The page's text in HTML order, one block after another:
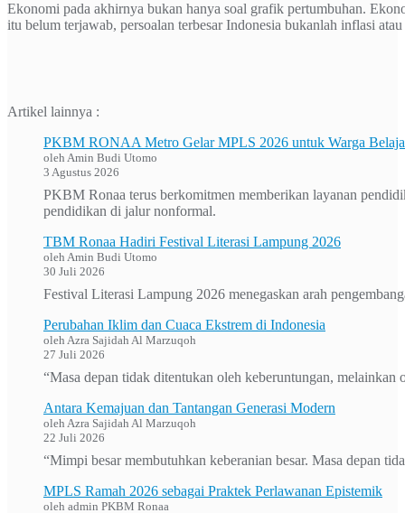
Ekonomi pada akhirnya bukan hanya soal grafik pertumbuhan.
itu belum terjawab, persoalan terbesar Indonesia bukanlah inflasi
Artikel lainnya :
PKBM RONAA Metro Gelar MPLS 2026 untuk Warga
oleh Amin Budi Utomo
3 Agustus 2026
PKBM Ronaa terus berkomitmen memberikan layanan
pendidikan di jalur nonformal.
TBM Ronaa Hadiri Festival Literasi Lampung 2026
oleh Amin Budi Utomo
30 Juli 2026
Festival Literasi Lampung 2026 menegaskan arah
Perubahan Iklim dan Cuaca Ekstrem di Indonesia
oleh Azra Sajidah Al Marzuqoh
27 Juli 2026
“Masa depan tidak ditentukan oleh keberuntungan,
Antara Kemajuan dan Tantangan Generasi Modern
oleh Azra Sajidah Al Marzuqoh
22 Juli 2026
“Mimpi besar membutuhkan keberanian besar. Masa depan
MPLS Ramah 2026 sebagai Praktek Perlawanan Epistemik
oleh admin PKBM Ronaa